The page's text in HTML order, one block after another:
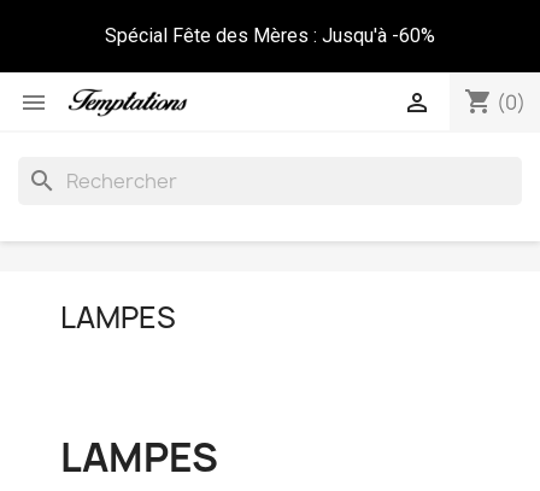
Spécial Fête des Mères : Jusqu'à -60%
 shopping_cart (0)

search
LAMPES
LAMPES